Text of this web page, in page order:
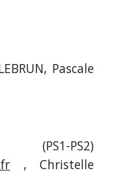
Pascale
PS2)
r , Christelle